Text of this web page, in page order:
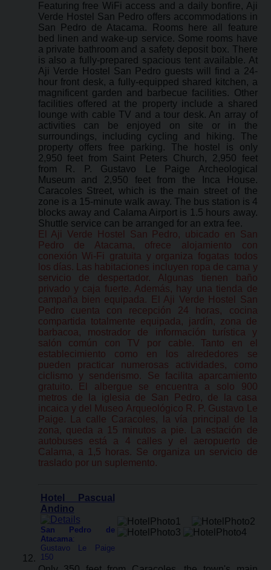
Featuring free WiFi access and a daily bonfire, Aji
Verde Hostel San Pedro offers accommodations in
San Pedro de Atacama. Rooms here all feature
bed linen and wake-up service. Some rooms have
a private bathroom and a safety deposit box. There
is also a fully-prepared spacious tent available. At
Aji Verde Hostel San Pedro guests will find a 24-
hour front desk, a fully-equipped shared kitchen, a
magnificent garden and barbecue facilities. Other
facilities offered at the property include a shared
lounge with cable TV and a tour desk. An array of
activities can be enjoyed on site or in the
surroundings, including cycling and hiking. The
property offers free parking. The hostel is only
2,950 feet from Saint Peters Church, 2,950 feet
from R. P. Gustavo Le Paige Archeological
Museum and 2,950 feet from the Inca House.
Caracoles Street, which is the main street of the
zone is a 15-minute walk away. The bus station is 4
blocks away and Calama Airport is 1.5 hours away.
Shuttle service can be arranged for an extra fee.
El Aji Verde Hostel San Pedro, ubicado en San
Pedro de Atacama, ofrece alojamiento con
conexión Wi-Fi gratuita y organiza fogatas todos
los días. Las habitaciones incluyen ropa de cama y
servicio de despertador. Algunas tienen baño
privado y caja fuerte. Además, hay una tienda de
campaña bien equipada. El Aji Verde Hostel San
Pedro cuenta con recepción 24 horas, cocina
compartida totalmente equipada, jardín, zona de
barbacoa, mostrador de información turística y
salón común con TV por cable. Tanto en el
establecimiento como en los alrededores se
pueden practicar numerosas actividades, como
ciclismo y senderismo. Se facilita aparcamiento
gratuito. El albergue se encuentra a solo 900
metros de la iglesia de San Pedro, de la casa
incaica y del Museo Arqueológico R. P. Gustavo Le
Paige. La calle Caracoles, la vía principal de la
zona, queda a 15 minutos a pie. La estación de
autobuses está a 4 calles y el aeropuerto de
Calama, a 1,5 horas. Se organiza un servicio de
traslado por un suplemento.
Hotel Pascual
Andino
San Pedro de
Atacama:
Gustavo Le Paige
150